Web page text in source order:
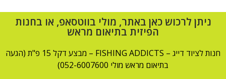
ניתן לרכוש כאן באתר, מולי בווטסאפ, או בחנות
הפיזית בתיאום מראש
חנות לציוד דייג – FISHING ADDICTS – מבצע דקל 15 פ"ת (הגעה
בתיאום מראש מולי 052-6007600)